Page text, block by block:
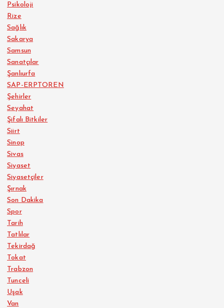
Psikoloji
Rize
Sağlık
Sakarya
Samsun
Sanatçılar
Şanlıurfa
SAP-ERPTOREN
Şehirler
Seyahat
Şifalı Bitkiler
Siirt
Sinop
Sivas
Siyaset
Siyasetçiler
Şırnak
Son Dakika
Spor
Tarih
Tatlılar
Tekirdağ
Tokat
Trabzon
Tunceli
Uşak
Van